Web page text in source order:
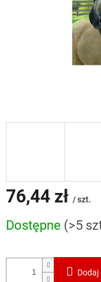
76,44 zł / szt.
jednostkowa:
Dostępne (>5
Dodaj